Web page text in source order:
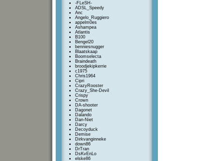
-FLeSH-
ADSL_Speedy
Anc
Angelo_Ruggiero
appelm0es
Ashampea
Atlantis
B100
Bengel20
benniesnugger
Blaatskaap
Boomselecta
Braindeath
broodjekipkerrie
c1975
Chris1964
Cipri
CrazyRooster
Crazy_She-Devil
Crispy
Crown
DA-shooter
Dagonet
Dalando
Dan-Niet
Darcy
Decoyduck
Demise
Dirkvanginneke
down86
DrTran
DsKvEnLo
elske86